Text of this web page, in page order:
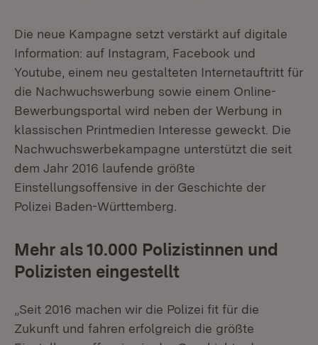
Die neue Kampagne setzt verstärkt auf digitale
Information: auf Instagram, Facebook und
Youtube, einem neu gestalteten Internetauftritt für
die Nachwuchswerbung sowie einem Online-
Bewerbungsportal wird neben der Werbung in
klassischen Printmedien Interesse geweckt. Die
Nachwuchswerbekampagne unterstützt die seit
dem Jahr 2016 laufende größte
Einstellungsoffensive in der Geschichte der
Polizei Baden-Württemberg.
Mehr als 10.000 Polizistinnen und
Polizisten eingestellt
„Seit 2016 machen wir die Polizei fit für die
Zukunft und fahren erfolgreich die größte